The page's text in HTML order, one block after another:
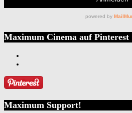
Maximum Cinema auf Pinterest
Maximum Support!